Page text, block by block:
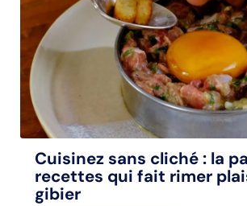
Cuisinez sans cliché : la
recettes qui fait rimer
gibier